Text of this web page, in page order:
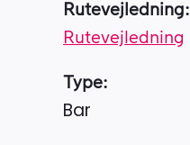
Rutevejledning:
Rutevejledning
Type:
Bar